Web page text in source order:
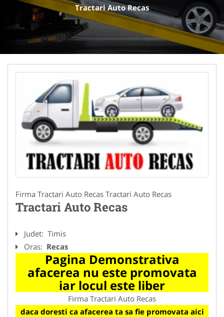
Tractari Auto Recas
Firma Tractari Auto Recas Tractari Auto Recas
Tractari Auto Recas
Judet: Timis
Oras: Recas
Pagina Demonstrativa
afacerea nu este promovata
iar locul este liber
Firma Tractari Auto Recas
daca doresti ca afacerea ta sa fie promovata aici